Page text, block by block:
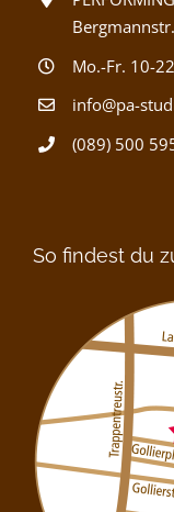
Mo.-Fr. 10-
info@pa-
(089) 500
So findest du